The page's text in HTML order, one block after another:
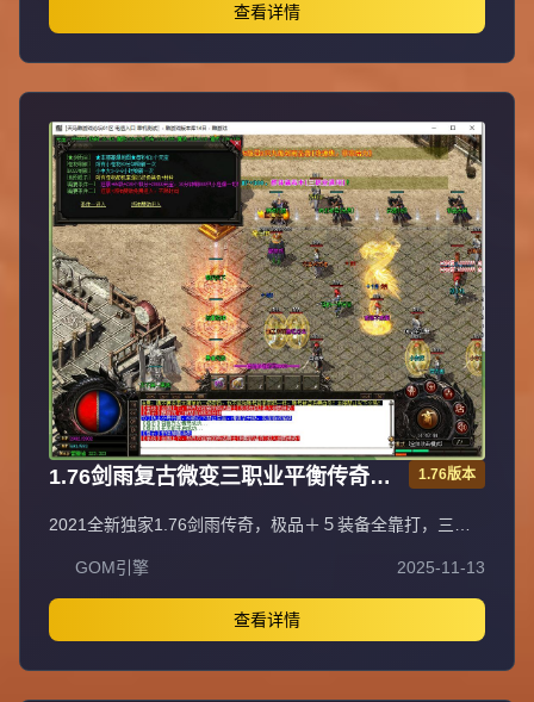
库。抵制不良游戏，拒绝盗版游戏，注意自身保护，谨防受
骗上当，适度游戏益脑，沉迷游戏伤身，合理安排时间，享
受健康生活。
查看详情
1.76剑雨复古微变三职业平衡传奇极
1.76版本
2021全新独家1.76剑雨传奇，极品＋５装备全靠打，三职
宝+100积分+1金刚石（网银赠送100%），自助充值无优惠
渠道。爆率全开装备永久保值回收，不分新区老区永不打折
掉价，BOSS爆全服装备材料。55级召2虎王、60级召2白虎
神王、65级召3白虎神王、70级召3白虎魔王、75级召3飞龙
圣兽，地图多BOSS多不抢怪。新区第二天下午合区，晚上
GOM引擎 2025-11-13
查看详情